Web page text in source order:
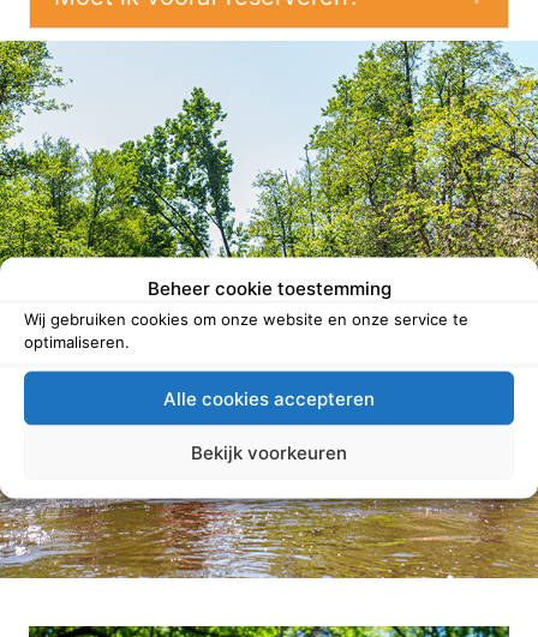
Beheer cookie toestemming
Wij gebruiken cookies om onze website en onze service te
optimaliseren.
Alle cookies accepteren
Bekijk voorkeuren